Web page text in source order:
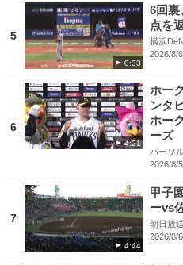
5
0:33
6回裏
点を
横浜
2026/8/
6
4:21
ホー
ンタ
ホー
ーズ
パーソ
2026/8/5
7
4:44
甲子
ーvs
朝日放
2026/8/